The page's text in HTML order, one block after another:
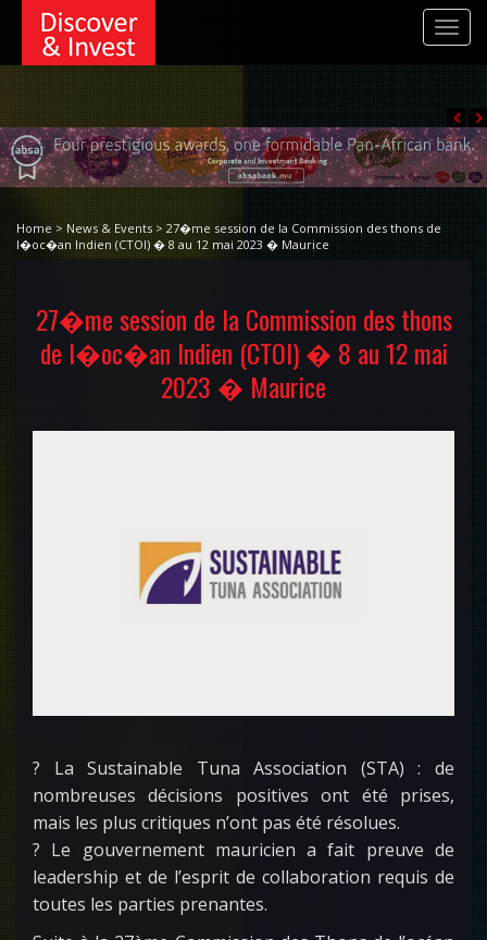
Home > News & Events > 27�me session de la Commission des thons de
l�oc�an Indien (CTOI) � 8 au 12 mai 2023 � Maurice
27�me session de la Commission des thons
de l�oc�an Indien (CTOI) � 8 au 12 mai
2023 � Maurice
? La Sustainable Tuna Association (STA) : de
nombreuses décisions positives ont été prises,
mais les plus critiques n’ont pas été résolues.
? Le gouvernement mauricien a fait preuve de
leadership et de l’esprit de collaboration requis de
toutes les parties prenantes.